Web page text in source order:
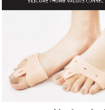
21家銀行